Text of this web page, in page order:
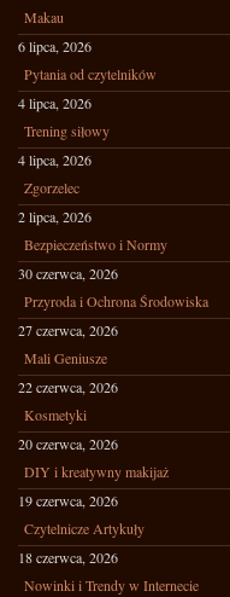
Makau
6 lipca, 2026
Pytania od czytelników
4 lipca, 2026
Trening siłowy
4 lipca, 2026
Zgorzelec
2 lipca, 2026
Bezpieczeństwo i Normy
30 czerwca, 2026
Przyroda i Ochrona Środowiska
27 czerwca, 2026
Mali Geniusze
22 czerwca, 2026
Kosmetyki
20 czerwca, 2026
DIY i kreatywny makijaż
19 czerwca, 2026
Czytelnicze Artykuły
18 czerwca, 2026
Nowinki i Trendy w Internecie